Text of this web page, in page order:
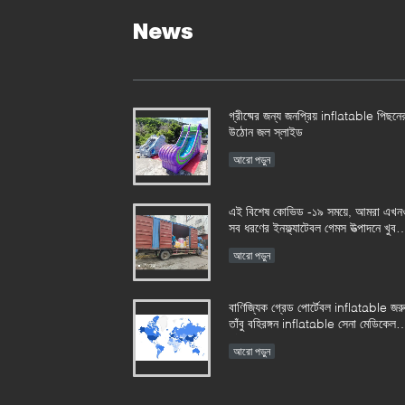
News
গ্রীষ্মের জন্য জনপ্রিয় inflatable
উঠোন জল স্লাইড
আরো পড়ুন
এই বিশেষ কোভিড -১৯ সময়ে, আমরা
সব ধরণের ইনফ্ল্যাটেবল গেমস উত্পাদনে খুব
আরো পড়ুন
বাণিজ্যিক গ্রেড পোর্টেবল inflatable
তাঁবু বহিরঙ্গন inflatable সেনা মেডিকেল
আরো পড়ুন